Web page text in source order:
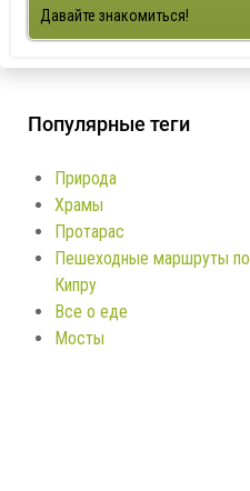
Давайте знакомиться!
Популярные теги
Природа
Храмы
Протарас
Пешеходные маршруты по
Кипру
Все о еде
Мосты